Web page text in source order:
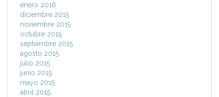
enero 2016
diciembre 2015
noviembre 2015
octubre 2015
septiembre 2015
agosto 2015
julio 2015
junio 2015
mayo 2015
abril 2015